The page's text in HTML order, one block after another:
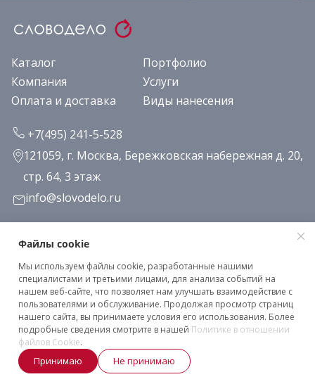
Каталог
Портфолио
Компания
Услуги
Оплата и доставка
Виды нанесения
+7(495) 241-5-528
121059, г. Москва, Бережковская набережная д. 20,
стр. 64, 3 этаж
info@slovodelo.ru
Заказать звонок
Подписаться на рассылку
Клиентское соглашение
Политика конфиденциальности
2026 © «Словодело». Все права защищены
Файлы cookie
Мы используем файлы cookie, разработанные нашими
специалистами и третьими лицами, для анализа событий на
нашем веб-сайте, что позволяет нам улучшать взаимодействие с
пользователями и обслуживание. Продолжая просмотр страниц
нашего сайта, вы принимаете условия его использования. Более
подробные сведения смотрите в нашей Политике в отношении
файлов Cookie.
Принимаю Не принимаю